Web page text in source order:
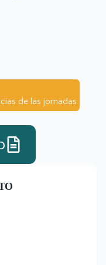
de las jornadas